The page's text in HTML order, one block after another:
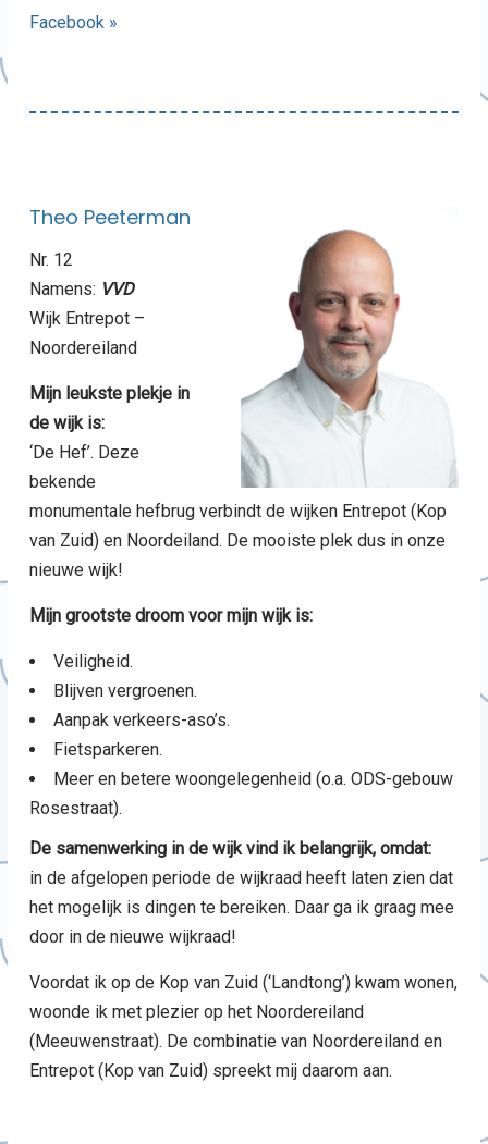
Facebook »
Theo Peeterman
Nr. 12
Namens: VVD
Wijk Entrepot –
Noordereiland
Mijn leukste plekje in
de wijk is:
‘De Hef’. Deze
bekende
monumentale hefbrug verbindt de wijken Entrepot (Kop
van Zuid) en Noordeiland. De mooiste plek dus in onze
nieuwe wijk!
Mijn grootste droom voor mijn wijk is:
Veiligheid.
Blijven vergroenen.
Aanpak verkeers-aso’s.
Fietsparkeren.
Meer en betere woongelegenheid (o.a. ODS-gebouw
Rosestraat).
De samenwerking in de wijk vind ik belangrijk, omdat:
in de afgelopen periode de wijkraad heeft laten zien dat
het mogelijk is dingen te bereiken. Daar ga ik graag mee
door in de nieuwe wijkraad!
Voordat ik op de Kop van Zuid (‘Landtong’) kwam wonen,
woonde ik met plezier op het Noordereiland
(Meeuwenstraat). De combinatie van Noordereiland en
Entrepot (Kop van Zuid) spreekt mij daarom aan.